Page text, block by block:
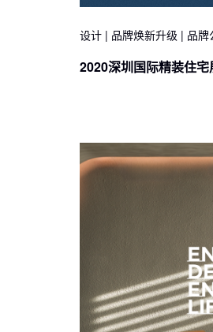
设计 | 品牌焕新升级 | 品牌
2020深圳国际精装住宅